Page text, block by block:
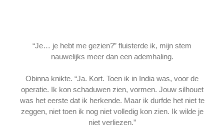
“Je… je hebt me gezien?” fluisterde ik, mijn stem
nauwelijks meer dan een ademhaling.
Obinna knikte. “Ja. Kort. Toen ik in India was, voor de
operatie. Ik kon schaduwen zien, vormen. Jouw silhouet
was het eerste dat ik herkende. Maar ik durfde het niet te
zeggen, niet toen ik nog niet volledig kon zien. Ik wilde je
niet verliezen.”